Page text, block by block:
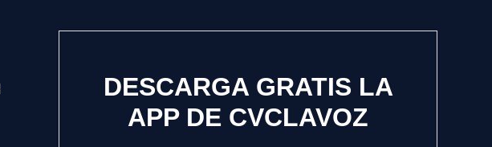
DESCARGA GRATIS LA
APP DE CVCLAVOZ